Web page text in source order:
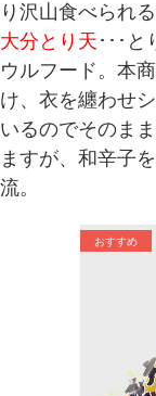
り沢山食べられ
大分とり天 ･･･
ウルフード。本
け、衣を纏わせ
いるのでそのま
ますが、和辛子
流。